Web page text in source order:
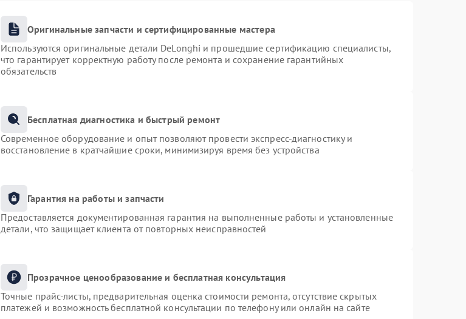
Оригинальные запчасти и сертифицированные мастера
Используются оригинальные детали DeLonghi и прошедшие сертификацию специалисты,
что гарантирует корректную работу после ремонта и сохранение гарантийных
обязательств
Бесплатная диагностика и быстрый ремонт
Современное оборудование и опыт позволяют провести экспресс-диагностику и
восстановление в кратчайшие сроки, минимизируя время без устройства
Гарантия на работы и запчасти
Предоставляется документированная гарантия на выполненные работы и установленные
детали, что защищает клиента от повторных неисправностей
Прозрачное ценообразование и бесплатная консультация
Точные прайс-листы, предварительная оценка стоимости ремонта, отсутствие скрытых
платежей и возможность бесплатной консультации по телефону или онлайн на сайте